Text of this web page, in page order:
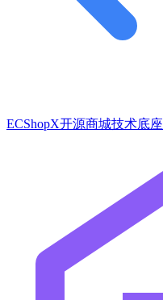
ECShopX开源商城技术底座